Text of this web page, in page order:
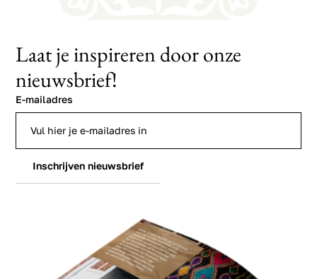
Laat je inspireren door onze
nieuwsbrief!
E-mailadres
Inschrijven nieuwsbrief